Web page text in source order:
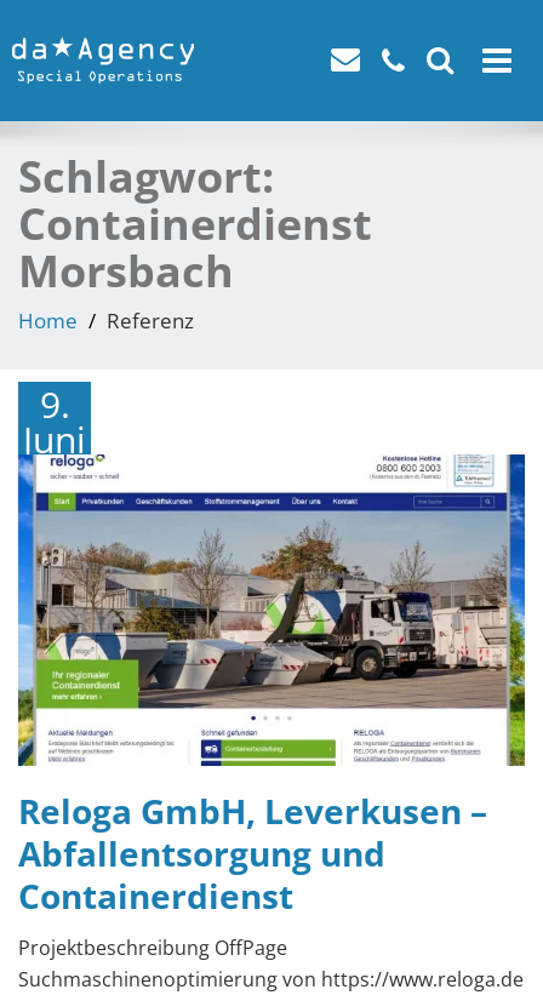
Toggle
Schlagwort:
Containerdienst
Morsbach
Home Referenz
9.
Juni
2016
Reloga GmbH, Leverkusen –
Abfallentsorgung und
Containerdienst
Projektbeschreibung OffPage
Suchmaschinenoptimierung von https://www.reloga.de